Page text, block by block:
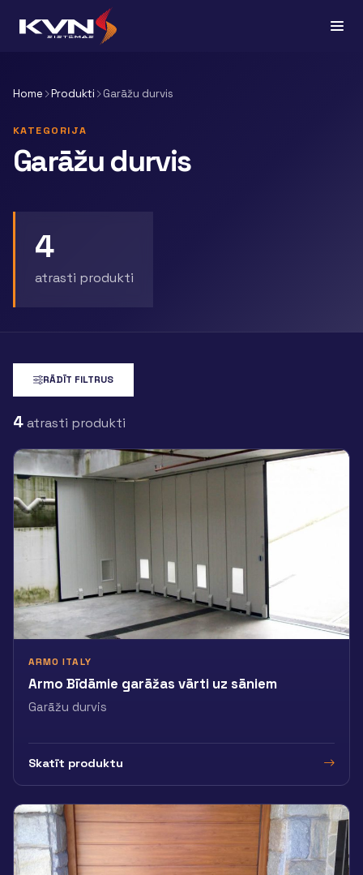
Home Produkti Garāžu durvis
KATEGORIJA
Garāžu durvis
4
atrasti produkti
RĀDĪT FILTRUS
4atrasti produkti
ARMO ITALY
Armo Bīdāmie garāžas vārti uz sāniem
Garāžu durvis
Skatīt produktu